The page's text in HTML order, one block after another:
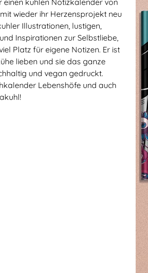
wieder ihr Herzensprojekt neu
Illustrationen, lustigen,
Inspirationen zur Selbstliebe,
Platz für eigene Notizen. Er ist
lieben und sie das ganze
und vegan gedruckt.
Lebenshöfe und auch